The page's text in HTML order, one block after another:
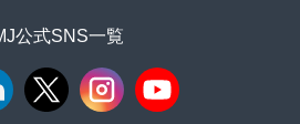
公式SNS一覧​